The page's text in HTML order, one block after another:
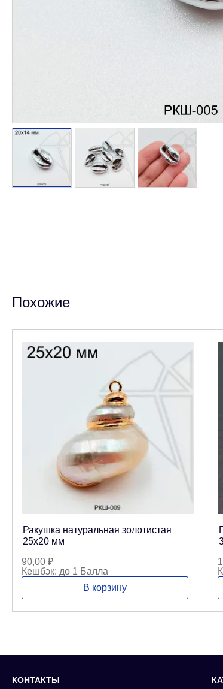
Похожие
Ракушка натуральная золотистая
25х20 мм
90,00 ₽
Кешбэк: до 1 Балла
В корзину
КОНТАКТЫ